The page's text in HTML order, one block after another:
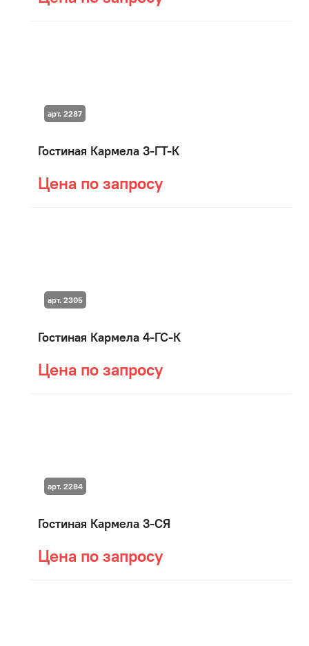
Гостиная Кармела 3-ГТ-К
Цена по запросу
арт. 2287
Гостиная Кармела 4-ГС-К
Цена по запросу
арт. 2305
Гостиная Кармела 3-СЯ
Цена по запросу
арт. 2284